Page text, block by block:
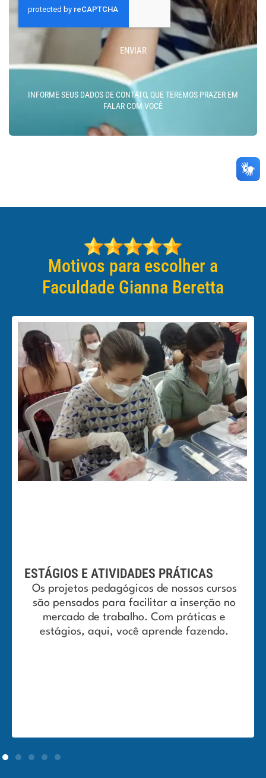
ENVIAR
INFORME SEUS DADOS DE CONTATO, QUE TEREMOS PRAZER EM
FALAR COM VOCÊ
Motivos para escolher a
Faculdade Gianna Beretta
ESTÁGIOS E ATIVIDADES PRÁTICAS
Os projetos pedagógicos de nossos cursos
são pensados para facilitar a inserção no
mercado de trabalho. Com práticas e
estágios, aqui, você aprende fazendo.